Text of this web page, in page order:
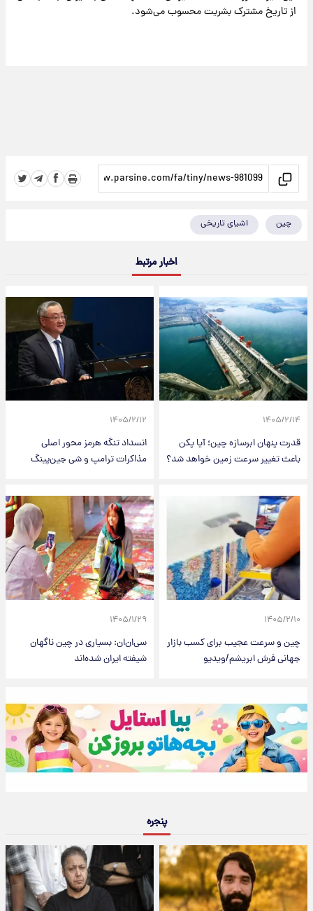
از تاریخ مشترک بشریت محسوب می‌شود.
چین اشیای تاریخی
اخبار مرتبط
۱۴۰۵/۲/۱۴
قدرت پنهان ابرسازه چین؛ آیا پکن
باعث تغییر سرعت زمین خواهد شد؟
۱۴۰۵/۲/۱۲
انسداد تنگه هرمز محور اصلی
مذاکرات ترامپ و شی جین‌پینگ
۱۴۰۵/۲/۱۰
چین و سرعت عجیب برای کسب بازار
جهانی فرش ابریشم/ویدیو
۱۴۰۵/۱/۲۹
سی‌ان‌ان: بسیاری در چین ناگهان
شیفته ایران شده‌اند
پنجره